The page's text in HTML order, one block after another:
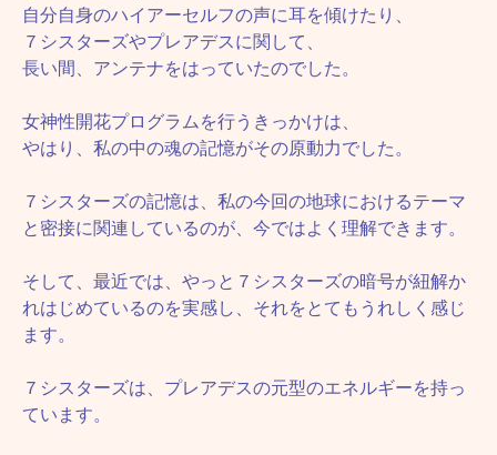
自分自身のハイアーセルフの声に耳を傾けたり、
７シスターズやプレアデスに関して、
長い間、アンテナをはっていたのでした。
女神性開花プログラムを行うきっかけは、
やはり、私の中の魂の記憶がその原動力でした。
７シスターズの記憶は、私の今回の地球におけるテーマ
と密接に関連しているのが、今ではよく理解できます。
そして、最近では、やっと７シスターズの暗号が紐解か
れはじめているのを実感し、それをとてもうれしく感じ
ます。
７シスターズは、プレアデスの元型のエネルギーを持っ
ています。